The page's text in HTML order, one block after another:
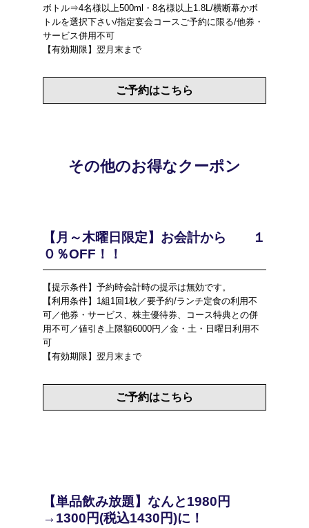
ボトル⇒4名様以上500ml・8名様以上1.8L/横断幕かボ
トルを選択下さい/指定宴会コースご予約に限る/他券・
サービス併用不可
【有効期限】翌月末まで
ご予約はこちら
その他のお得なクーポン
【月～木曜日限定】お会計から １
０％OFF！！
【提示条件】予約時会計時の提示は無効です。
【利用条件】1組1回1枚／要予約/ランチ定食の利用不
可／他券・サービス、株主優待券、コース特典との併
用不可／値引き上限額6000円／金・土・日曜日利用不
可
【有効期限】翌月末まで
ご予約はこちら
【単品飲み放題】なんと1980円
→1300円(税込1430円)に！